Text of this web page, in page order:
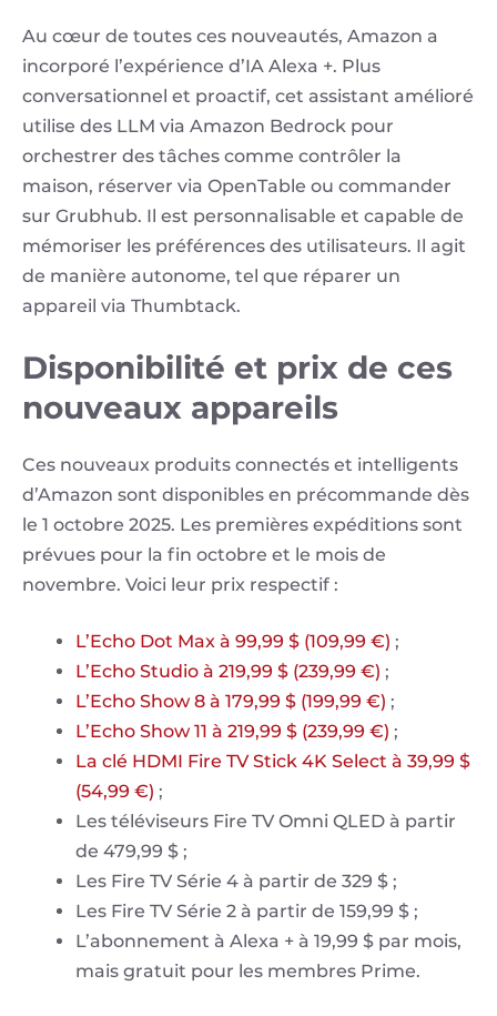
Au cœur de toutes ces nouveautés, Amazon a
incorporé l’expérience d’IA Alexa +. Plus
conversationnel et proactif, cet assistant amélioré
utilise des LLM via Amazon Bedrock pour
orchestrer des tâches comme contrôler la
maison, réserver via OpenTable ou commander
sur Grubhub. Il est personnalisable et capable de
mémoriser les préférences des utilisateurs. Il agit
de manière autonome, tel que réparer un
appareil via Thumbtack.
Disponibilité et prix de ces
nouveaux appareils
Ces nouveaux produits connectés et intelligents
d’Amazon sont disponibles en précommande dès
le 1 octobre 2025. Les premières expéditions sont
prévues pour la fin octobre et le mois de
novembre. Voici leur prix respectif :
L’Echo Dot Max à 99,99 $ (109,99 €) ;
L’Echo Studio à 219,99 $ (239,99 €) ;
L’Echo Show 8 à 179,99 $ (199,99 €) ;
L’Echo Show 11 à 219,99 $ (239,99 €) ;
La clé HDMI Fire TV Stick 4K Select à 39,99 $
(54,99 €) ;
Les téléviseurs Fire TV Omni QLED à partir
de 479,99 $ ;
Les Fire TV Série 4 à partir de 329 $ ;
Les Fire TV Série 2 à partir de 159,99 $ ;
L’abonnement à Alexa + à 19,99 $ par mois,
mais gratuit pour les membres Prime.